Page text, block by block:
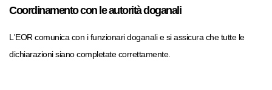
Coordinamento con le autorità doganali
L'EOR comunica con i funzionari doganali e si assicura che tutte le
dichiarazioni siano completate correttamente.